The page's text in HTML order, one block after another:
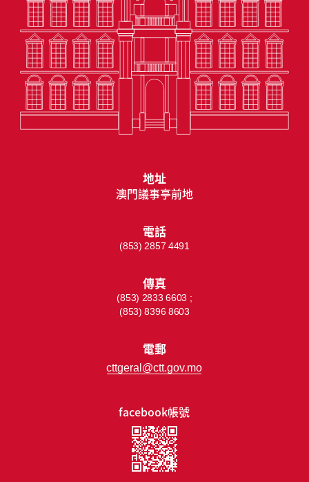
facebook帳號
地址
澳門議事亭前地
電話
(853) 2857 4491
傳真
(853) 2833 6603 ;
(853) 8396 8603
電郵
cttgeral@ctt.gov.mo